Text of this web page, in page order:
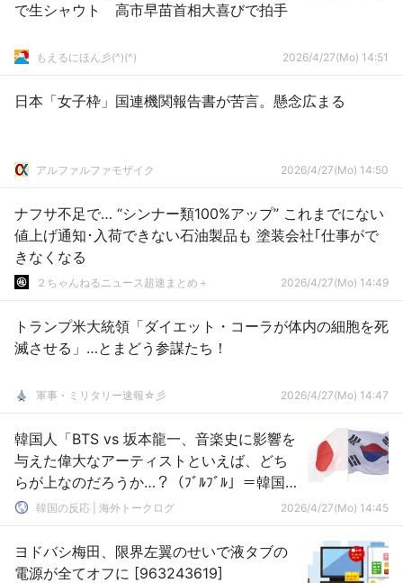
で生シャウト 高市早苗首相大喜びで拍手
もえるにほん彡(^)(^) 2026/4/27(Mo) 14:51
日本「女子枠」国連機関報告書が苦言。懸念広まる
アルファルファモザイク 2026/4/27(Mo) 14:50
ナフサ不足で… “シンナー類100%アップ” これまでにない
値上げ通知･入荷できない石油製品も 塗装会社｢仕事がで
きなくなる
２ちゃんねるニュース超速まとめ＋ 2026/4/27(Mo) 14:49
トランプ米大統領「ダイエット・コーラが体内の細胞を死
滅させる」…とまどう参謀たち！
軍事・ミリタリー速報☆彡 2026/4/27(Mo) 14:47
韓国人「BTS vs 坂本龍一、音楽史に影響を
与えた偉大なアーティストといえば、どち
らが上なのだろうか…？（ﾌﾞﾙﾌﾞﾙ」＝韓国の
反応韓国の反応 | 海外トークログ 2026/4/27(Mo) 14:45
ヨドバシ梅田、限界左翼のせいで液タブの
電源が全てオフに [963243619]